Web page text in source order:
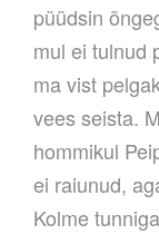
püüdsin
mul ei tulnud
ma vist
vees seista.
hommikul
ei raiunud,
Kolme